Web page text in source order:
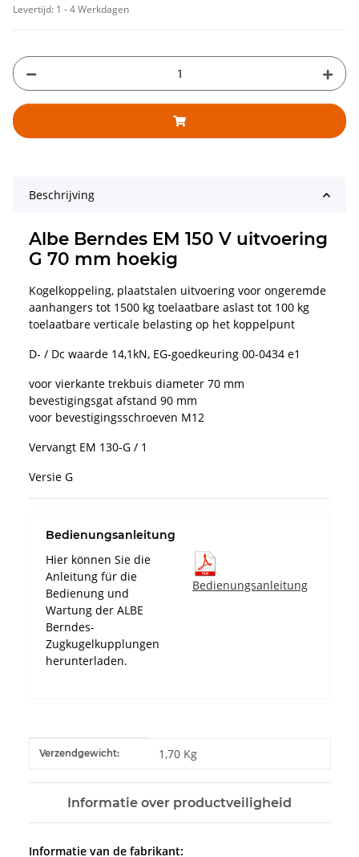
Levertijd: 1 - 4 Werkdagen
Beschrijving
Albe Berndes EM 150 V uitvoering
G 70 mm hoekig
Kogelkoppeling, plaatstalen uitvoering voor ongeremde
aanhangers tot 1500 kg toelaatbare aslast tot 100 kg
toelaatbare verticale belasting op het koppelpunt
D- / Dc waarde 14,1kN, EG-goedkeuring 00-0434 e1
voor vierkante trekbuis diameter 70 mm
bevestigingsgat afstand 90 mm
voor bevestigingsschroeven M12
Vervangt EM 130-G / 1
Versie G
Bedienungsanleitung
Hier können Sie die
Anleitung für die
Bedienung und
Wartung der ALBE
Berndes-
Zugkugelkupplungen
herunterladen.
Bedienungsanleitung
#productDetails.itemInformation#
#productDetails.itemValue#
Verzendgewicht: 1,70 Kg
Informatie over productveiligheid
Informatie van de fabrikant: